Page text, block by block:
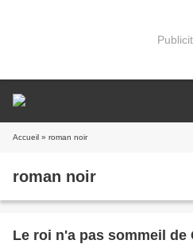
Accueil » roman noir
roman noir
Le roi n'a pas sommeil de